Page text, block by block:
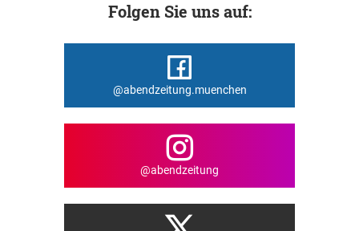
Folgen Sie uns auf:
@abendzeitung.muenchen
@abendzeitung